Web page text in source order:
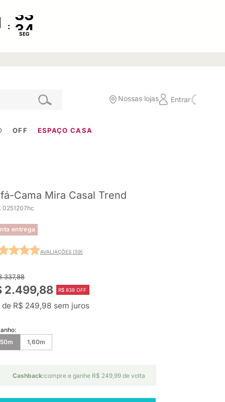
:
SEG
Nossas lojas Entrar
OFF ESPAÇO CASA
Cama Mira Casal Trend
0251207hc
entrega
AVALIAÇÕES (59)
2.499,88 R$ 838 OFF
de R$ 249,98 sem juros
1,60m
Cashback:compre e ganhe R$ 249,99 de volta